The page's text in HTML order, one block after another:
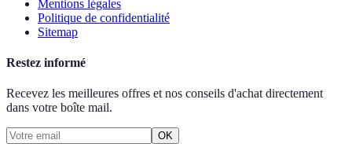
Mentions légales
Politique de confidentialité
Sitemap
Restez informé
Recevez les meilleures offres et nos conseils d'achat directement
dans votre boîte mail.
OK